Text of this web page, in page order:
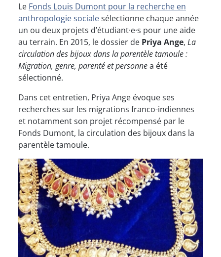
Le Fonds Louis Dumont pour la recherche en
anthropologie socialesélectionne chaque année
un ou deux projets d’étudiant·e·s pour une aide
au terrain. En 2015, le dossier de Priya Ange, La
circulation des bijoux dans la parentèle tamoule :
Migration, genre, parenté et personnea été
sélectionné.
Dans cet entretien, Priya Ange évoque ses
recherches sur les migrations franco-indiennes
et notamment son projet récompensé par le
Fonds Dumont, la circulation des bijoux dans la
parentèle tamoule.